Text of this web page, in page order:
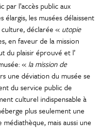
par l’accès public aux
les musées délaissent
déclarée « utopie
en faveur de la mission
du plaisir éprouvé et l’
« la mission de
une déviation du musée se
du service public de
culturel indispensable à
plus seulement une
mais aussi une